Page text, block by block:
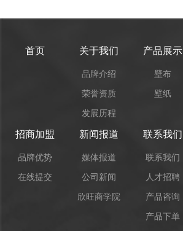
首页 关于我们
品牌介绍
荣誉资质
发展历程
产品展示
壁布
壁纸
招商加盟
品牌优势
在线提交
新闻报道
媒体报道
公司新闻
欣旺商学院
联系我们
联系我们
人才招聘
产品咨询
产品下单